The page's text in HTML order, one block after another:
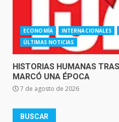
ECONOMÍA INTERNACIONALES
ÚLTIMAS NOTICIAS
HISTORIAS HUMANAS
MARCÓ UNA ÉPOCA
7 de agosto de 2026
BUSCAR